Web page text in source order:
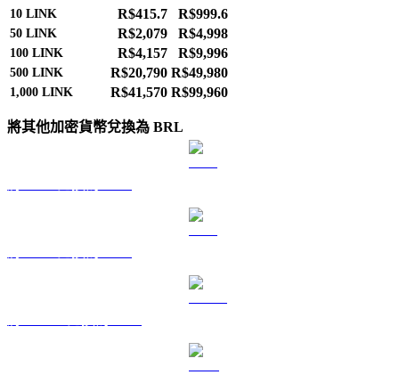
10 LINK R$415.7 R$999.6
50 LINK R$2,079 R$4,998
100 LINK R$4,157 R$9,996
500 LINK R$20,790 R$49,980
1,000 LINK R$41,570 R$99,960
將其他加密貨幣兌換為 BRL